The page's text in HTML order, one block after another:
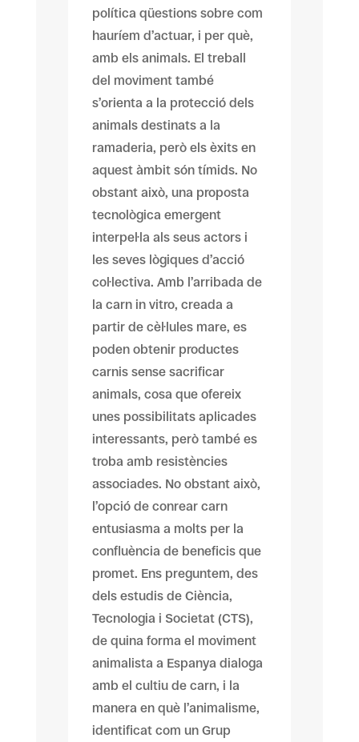
política qüestions sobre com
hauríem d’actuar, i per què,
amb els animals. El treball
del moviment també
s’orienta a la protecció dels
animals destinats a la
ramaderia, però els èxits en
aquest àmbit són tímids. No
obstant això, una proposta
tecnològica emergent
interpel·la als seus actors i
les seves lògiques d’acció
col·lectiva. Amb l’arribada de
la carn in vitro, creada a
partir de cèl·lules mare, es
poden obtenir productes
carnis sense sacrificar
animals, cosa que ofereix
unes possibilitats aplicades
interessants, però també es
troba amb resistències
associades. No obstant això,
l’opció de conrear carn
entusiasma a molts per la
confluència de beneficis que
promet. Ens preguntem, des
dels estudis de Ciència,
Tecnologia i Societat (CTS),
de quina forma el moviment
animalista a Espanya dialoga
amb el cultiu de carn, i la
manera en què l’animalisme,
identificat com un Grup